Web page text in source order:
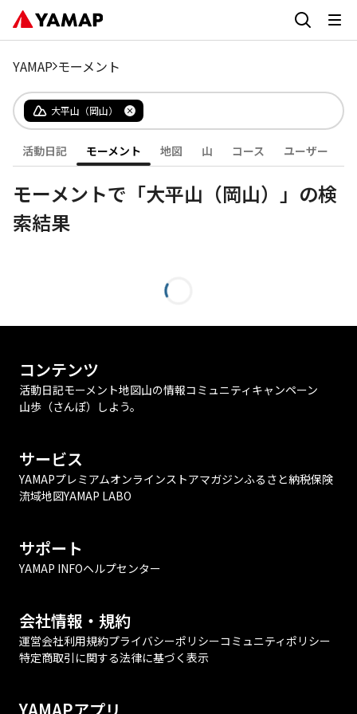
YAMAP モーメント
大平山（岡山）
活動日記 モーメント 地図 山 コース ユーザー
モーメントで「大平山（岡山）」の検
索結果
コンテンツ
活動日記モーメント地図山の情報コミュニティ キャンペーン
山歩（さんぽ）しよう。
サービス
YAMAPプレミアムオンラインストアマガジンふるさと納税保険
流域地図YAMAP LABO
サポート
YAMAP INFOヘルプセンター
会社情報・規約
運営会社利用規約プライバシーポリシーコミュニティポリシー
特定商取引に関する法律に基づく表示